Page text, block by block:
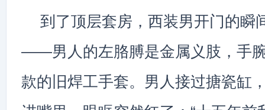
到了顶层套房，西装男开门的瞬
——男人的左胳膊是金属义肢，手
款的旧焊工手套。男人接过搪瓷缸